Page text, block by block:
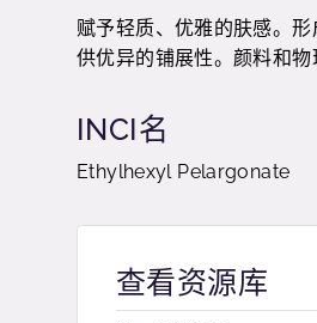
赋予轻质、优雅的肤感。
供优异的铺展性。颜料和
INCI名
Ethylhexyl Pelargonate
查看资源库